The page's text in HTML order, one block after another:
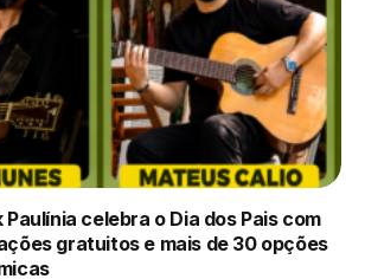
Paulínia celebra o Dia dos Pais com
gratuitos e mais de 30 opções